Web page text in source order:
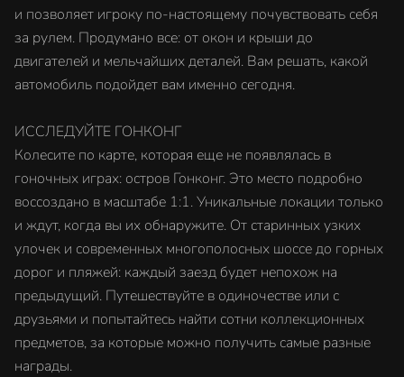
и позволяет игроку по-настоящему почувствовать себя
за рулем. Продумано все: от окон и крыши до
двигателей и мельчайших деталей. Вам решать, какой
автомобиль подойдет вам именно сегодня.
ИССЛЕДУЙТЕ ГОНКОНГ
Колесите по карте, которая еще не появлялась в
гоночных играх: остров Гонконг. Это место подробно
воссоздано в масштабе 1:1. Уникальные локации только
и ждут, когда вы их обнаружите. От старинных узких
улочек и современных многополосных шоссе до горных
дорог и пляжей: каждый заезд будет непохож на
предыдущий. Путешествуйте в одиночестве или с
друзьями и попытайтесь найти сотни коллекционных
предметов, за которые можно получить самые разные
награды.